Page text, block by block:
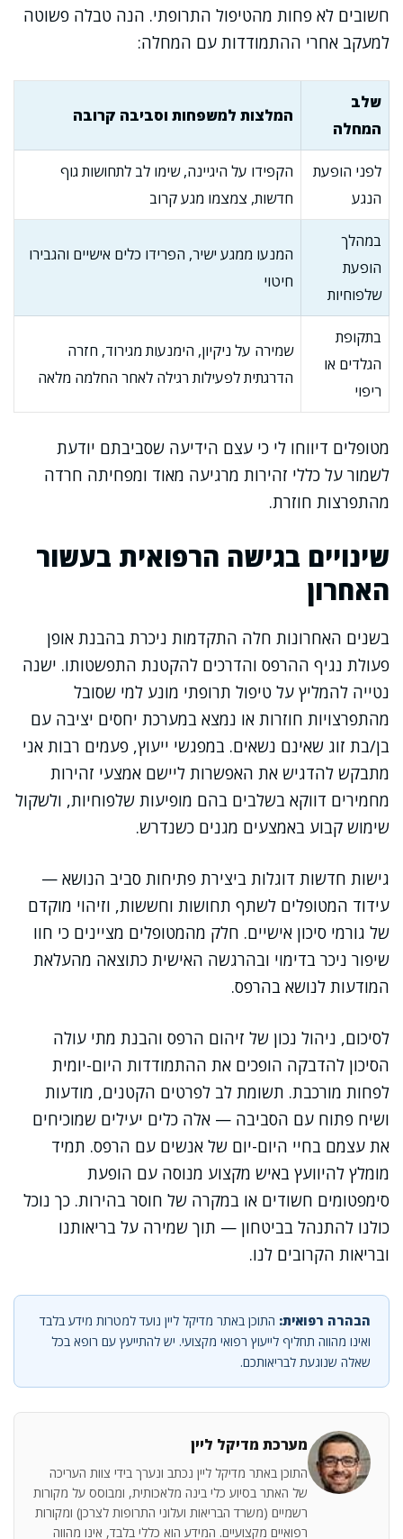
חשובים לא פחות מהטיפול התרופתי. הנה טבלה פשוטה
למעקב אחרי ההתמודדות עם המחלה:
שלב
המחלה
המלצות למשפחות וסביבה קרובה
לפני הופעת
הנגע
הקפידו על היגיינה, שימו לב לתחושות גוף
חדשות, צמצמו מגע קרוב
במהלך
הופעת
שלפוחיות
המנעו ממגע ישיר, הפרידו כלים אישיים והגבירו
חיטוי
בתקופת
הגלדים או
ריפוי
שמירה על ניקיון, הימנעות מגירוד, חזרה
הדרגתית לפעילות רגילה לאחר החלמה מלאה
מטופלים דיווחו לי כי עצם הידיעה שסביבתם יודעת
לשמור על כללי זהירות מרגיעה מאוד ומפחיתה חרדה
מהתפרצות חוזרת.
שינויים בגישה הרפואית בעשור
האחרון
בשנים האחרונות חלה התקדמות ניכרת בהבנת אופן
פעולת נגיף ההרפס והדרכים להקטנת התפשטותו. ישנה
נטייה להמליץ על טיפול תרופתי מונע למי שסובל
מהתפרצויות חוזרות או נמצא במערכת יחסים יציבה עם
בן/בת זוג שאינם נשאים. במפגשי ייעוץ, פעמים רבות אני
מתבקש להדגיש את האפשרות ליישם אמצעי זהירות
מחמירים דווקא בשלבים בהם מופיעות שלפוחיות, ולשקול
שימוש קבוע באמצעים מגנים כשנדרש.
גישות חדשות דוגלות ביצירת פתיחות סביב הנושא —
עידוד המטופלים לשתף תחושות וחששות, וזיהוי מוקדם
של גורמי סיכון אישיים. חלק מהמטופלים מציינים כי חוו
שיפור ניכר בדימוי ובהרגשה האישית כתוצאה מהעלאת
המודעות לנושא בהרפס.
לסיכום, ניהול נכון של זיהום הרפס והבנת מתי עולה
הסיכון להדבקה הופכים את ההתמודדות היום-יומית
לפחות מורכבת. תשומת לב לפרטים הקטנים, מודעות
ושיח פתוח עם הסביבה — אלה כלים יעילים שמוכיחים
את עצמם בחיי היום-יום של אנשים עם הרפס. תמיד
מומלץ להיוועץ באיש מקצוע מנוסה עם הופעת
סימפטומים חשודים או במקרה של חוסר בהירות. כך נוכל
כולנו להתנהל בביטחון — תוך שמירה על בריאותנו
ובריאות הקרובים לנו.
הבהרה רפואית: התוכן באתר מדיקל ליין נועד למטרות מידע בלבד
ואינו מהווה תחליף לייעוץ רפואי מקצועי. יש להתייעץ עם רופא בכל
שאלה שנוגעת לבריאותכם.
מערכת מדיקל ליין
התוכן באתר מדיקל ליין נכתב ונערך בידי צוות העריכה
של האתר בסיוע כלי בינה מלאכותית, ומבוסס על מקורות
רשמיים (משרד הבריאות ועלוני התרופות לצרכן) ומקורות
רפואיים מקצועיים. המידע הוא כללי בלבד, אינו מהווה